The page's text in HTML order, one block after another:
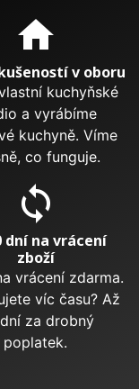
home
v oboru
kuchyňské
a vyrábíme
kuchyně. Víme
co funguje.
sync
dní na vrácení
zboží
vrácení zdarma.
víc času? Až
za drobný
poplatek.